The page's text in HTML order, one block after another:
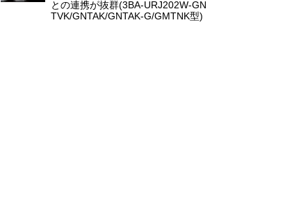
との連携が抜群(3BA-URJ202W-GN
TVK/GNTAK/GNTAK-G/GMTNK型)